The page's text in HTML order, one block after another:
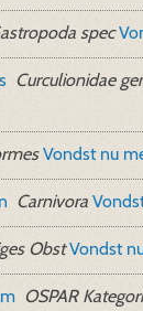
spec
Curculionidae
Vondst nu
Carnivora
Obst Vondst
OSPAR